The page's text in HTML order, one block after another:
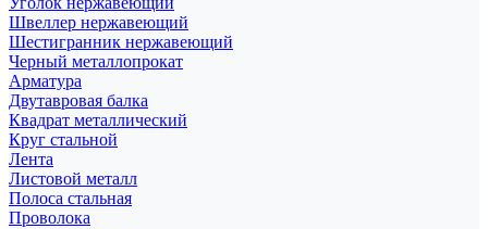
Швеллер нержавеющий
Шестигранник нержавеющий
Черный металлопрокат
Арматура
Двутавровая балка
Квадрат металлический
Круг стальной
Лента
Листовой металл
Полоса стальная
Проволока